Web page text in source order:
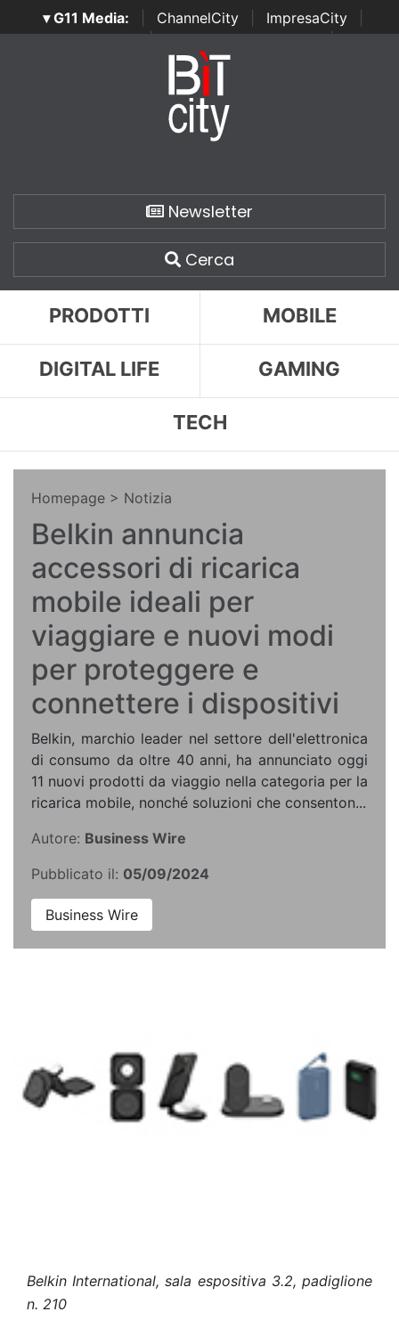
▾ G11 Media: ChannelCity ImpresaCity
SecurityOpenLab | Italian Channel Awards | Italian
Italian Security Awards
Newsletter
Cerca
PRODOTTI MOBILE
DIGITAL LIFE GAMING
TECH
Homepage > Notizia
Belkin annuncia
accessori di ricarica
mobile ideali per
viaggiare e nuovi modi
per proteggere e
connettere i dispositivi
Belkin, marchio leader nel settore dell'elettronica
di consumo da oltre 40 anni, ha annunciato oggi
11 nuovi prodotti da viaggio nella categoria per la
ricarica mobile, nonché soluzioni che consenton...
Autore: Business Wire
Pubblicato il: 05/09/2024
Business Wire
Belkin International, sala espositiva 3.2, padiglione
n. 210